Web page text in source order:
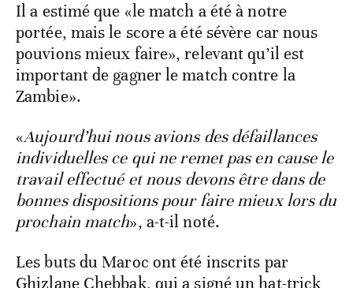
Il a estimé que «le match a été à notre
portée, mais le score a été sévère car nous
pouvions mieux faire», relevant qu’il est
important de gagner le match contre la
Zambie».
«Aujourd’hui nous avions des défaillances
individuelles ce qui ne remet pas en cause le
travail effectué et nous devons être dans de
bonnes dispositions pour faire mieux lors du
prochain match», a-t-il noté.
Les buts du Maroc ont été inscrits par
Ghizlane Chebbak, qui a signé un hat-trick